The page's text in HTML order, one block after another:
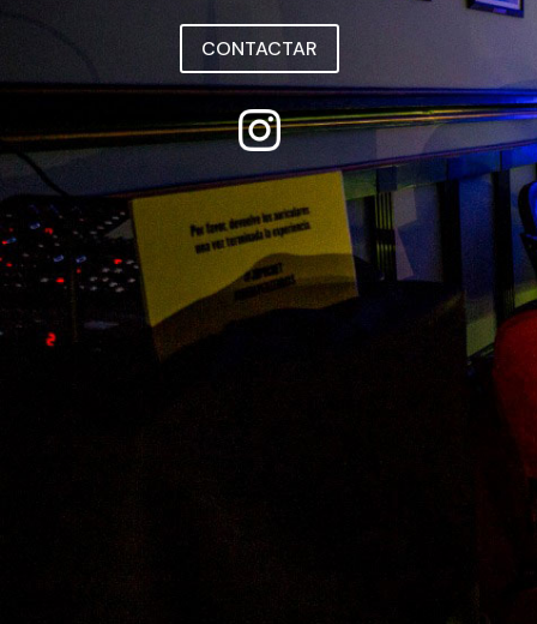
CONTACTAR